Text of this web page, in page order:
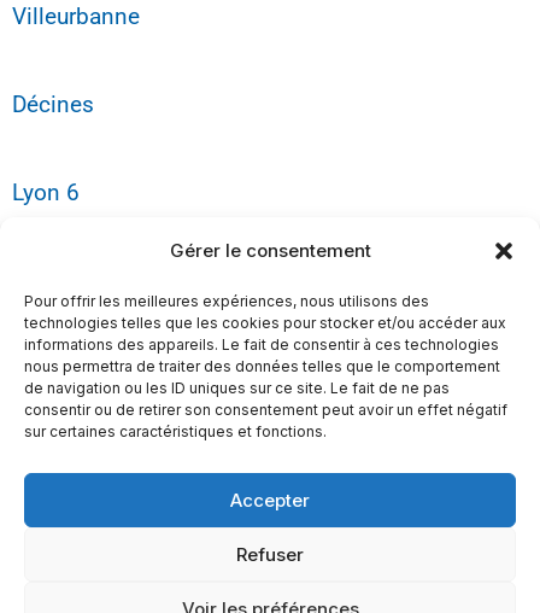
Gérer le consentement
Pour offrir les meilleures expériences, nous utilisons des
technologies telles que les cookies pour stocker et/ou accéder aux
informations des appareils. Le fait de consentir à ces technologies
nous permettra de traiter des données telles que le comportement
de navigation ou les ID uniques sur ce site. Le fait de ne pas
consentir ou de retirer son consentement peut avoir un effet négatif
sur certaines caractéristiques et fonctions.
Accepter
Refuser
Voir les préférences
Villeurbanne
Décines
Lyon 6
Tarifs
Mentions légales